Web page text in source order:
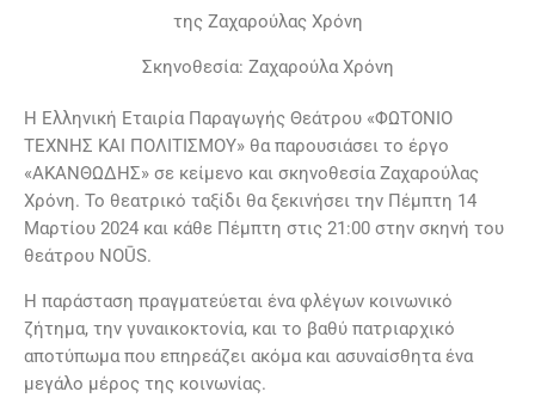
της Ζαχαρούλας Χρόνη
Σκηνοθεσία: Ζαχαρούλα Χρόνη
Η Ελληνική Εταιρία Παραγωγής Θεάτρου «ΦΩΤΟΝΙΟ
ΤΕΧΝΗΣ ΚΑΙ ΠΟΛΙΤΙΣΜΟΥ» θα παρουσιάσει το έργο
«ΑΚΑΝΘΩΔΗΣ» σε κείμενο και σκηνοθεσία Ζαχαρούλας
Χρόνη. Το θεατρικό ταξίδι θα ξεκινήσει την Πέμπτη 14
Μαρτίου 2024 και κάθε Πέμπτη στις 21:00 στην σκηνή του
θεάτρου NOŪS.
Η παράσταση πραγματεύεται ένα φλέγων κοινωνικό
ζήτημα, την γυναικοκτονία, και το βαθύ πατριαρχικό
αποτύπωμα που επηρεάζει ακόμα και ασυναίσθητα ένα
μεγάλο μέρος της κοινωνίας.